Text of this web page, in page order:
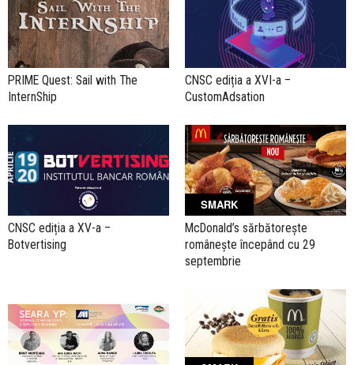
PRIME Quest: Sail with The
InternShip
CNSC ediția a XVI-a –
CustomAdsation
CNSC ediția a XV-a –
Botvertising
SMARK
McDonald’s sărbătorește
românește începând cu 29
septembrie